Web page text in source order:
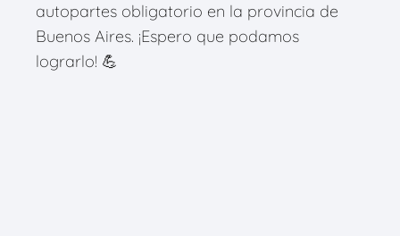
autopartes obligatorio en la provincia de
Buenos Aires. ¡Espero que podamos
lograrlo! 💪